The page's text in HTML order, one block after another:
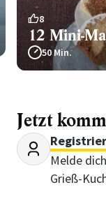
8
12 Mini-
50 Min.
Jetzt
Melde
Grieß-